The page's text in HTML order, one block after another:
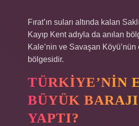
Fırat’ın suları altında kalan
Kayıp Kent adıyla da anılan
Kale’nin ve Savaşan
bölgesidir.
TÜRKIYE’NIN
BÜYÜK
YAPTI?